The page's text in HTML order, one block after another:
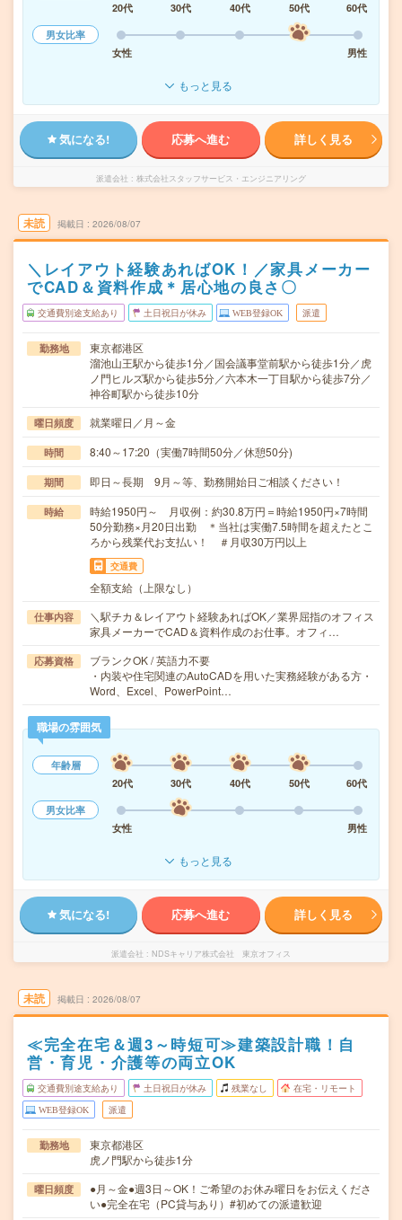
20代
30代 40代 50代
60代
男女比率
女性
男性
もっと見る
気になる! 応募へ進む 詳しく見る
派遣会社 株式会社スタッフサービス・エンジニアリング
未読 掲載日 2026/08/07
＼レイアウト経験あればOK！／家具メーカー
でCAD＆資料作成＊居心地の良さ〇
交通費別途支給あり 土日祝日が休み WEB登録OK 派遣
勤務地
東京都港区
溜池山王駅から徒歩1分／国会議事堂前駅から徒歩1分／虎
ノ門ヒルズ駅から徒歩5分／六本木一丁目駅から徒歩7分／
神谷町駅から徒歩10分
曜日頻度 就業曜日／月～金
時間 8:40～17:20（実働7時間50分／休憩50分)
期間 即日～長期 9月～等、勤務開始日ご相談ください！
時給
時給1950円～ 月収例：約30.8万円＝時給1950円×7時間
50分勤務×月20日出勤 ＊当社は実働7.5時間を超えたとこ
ろから残業代お支払い！ ＃月収30万円以上
交通費
全額支給（上限なし）
仕事内容
＼駅チカ＆レイアウト経験あればOK／業界屈指のオフィス
家具メーカーでCAD＆資料作成のお仕事。オフィ…
応募資格
ブランクOK / 英語力不要
・内装や住宅関連のAutoCADを用いた実務経験がある方・
Word、Excel、PowerPoint…
職場の雰囲気
年齢層
20代
30代 40代 50代
60代
男女比率
女性
男性
もっと見る
気になる! 応募へ進む 詳しく見る
派遣会社 NDSキャリア株式会社 東京オフィス
未読 掲載日 2026/08/07
≪完全在宅＆週3～時短可≫建築設計職！自
営・育児・介護等の両立OK
交通費別途支給あり 土日祝日が休み 残業なし 在宅・リモート
WEB登録OK 派遣
勤務地
東京都港区
虎ノ門駅から徒歩1分
曜日頻度
●月～金●週3日～OK！ご希望のお休み曜日をお伝えくださ
い●完全在宅（PC貸与あり）#初めての派遣歓迎